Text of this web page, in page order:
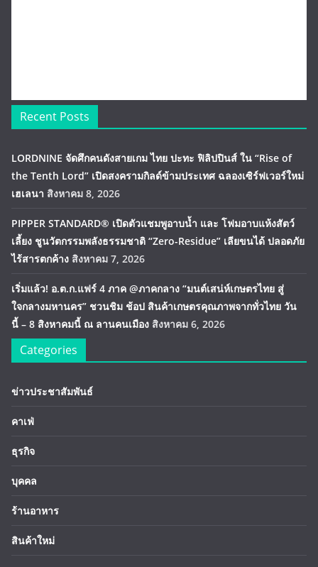
Recent Posts
LORDNINE จัดศึกคนดังสายเกม ไทย ปะทะ ฟิลิปปินส์ ใน “Rise of
the Tenth Lord” เปิดสงครามกิลด์ข้ามประเทศ ฉลองเซิร์ฟเวอร์ใหม่
เฮเลนา สิงหาคม 8, 2026
PIPPER STANDARD® เปิดตัวแชมพูอาบน้ำ และ โฟมอาบแห้งสัตว์
เลี้ยง ชูนวัตกรรมพลังธรรมชาติ “Zero-Residue” เลียขนได้ ปลอดภัย
ไร้สารตกค้าง สิงหาคม 7, 2026
เริ่มแล้ว! อ.ต.ก.แฟร์ 4 ภาค @ภาคกลาง “มนต์เสน่ห์เกษตรไทย สู่
ใจกลางมหานคร” ชวนชิม ช้อป สินค้าเกษตรคุณภาพจากทั่วไทย วัน
นี้ – 8 สิงหาคมนี้ ณ ลานคนเมือง สิงหาคม 6, 2026
Categories
ข่าวประชาสัมพันธ์
คาเฟ่
ธุรกิจ
บุคคล
ร้านอาหาร
สินค้าใหม่